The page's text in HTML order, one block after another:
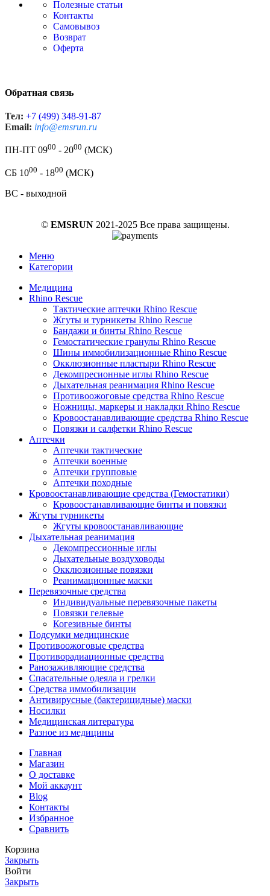
Полезные статьи
Контакты
Самовывоз
Возврат
Оферта
Обратная связь
Тел: +7 (499) 348-91-87
Email: info@emsrun.ru
ПН-ПТ 0900 - 2000 (МСК)
СБ 1000 - 1800 (МСК)
ВС - выходной
© EMSRUN2021-2025 Все права защищены.
Меню
Категории
Медицина
Rhino Rescue
Тактические аптечки Rhino Rescue
Жгуты и турникеты Rhino Rescue
Бандажи и бинты Rhino Rescue
Гемостатические гранулы Rhino Rescue
Шины иммобилизационные Rhino Rescue
Окклюзионные пластыри Rhino Rescue
Декомпресионные иглы Rhino Rescue
Дыхательная реанимация Rhino Rescue
Противоожоговые средства Rhino Rescue
Ножницы, маркеры и накладки Rhino Rescue
Кровоостанавливающие средства Rhino Rescue
Повязки и салфетки Rhino Rescue
Аптечки
Аптечки тактические
Аптечки военные
Аптечки групповые
Аптечки походные
Кровоостанавливающие средства (Гемостатики)
Кровоостанавливающие бинты и повязки
Жгуты турникеты
Жгуты кровоостанавливающие
Дыхательная реанимация
Декомпрессионные иглы
Дыхательные воздуховоды
Окклюзионные повязки
Реанимационные маски
Перевязочные средства
Индивидуальные перевязочные пакеты
Повязки гелевые
Когезивные бинты
Подсумки медицинские
Противоожоговые средства
Противорадиационные средства
Ранозаживляющие средства
Спасательные одеяла и грелки
Средства иммобилизации
Антивирусные (бактерицидные) маски
Носилки
Медицинская литература
Разное из медицины
Главная
Магазин
О доставке
Мой аккаунт
Blog
Контакты
Избранное
Сравнить
Корзина
Закрыть
Войти
Закрыть